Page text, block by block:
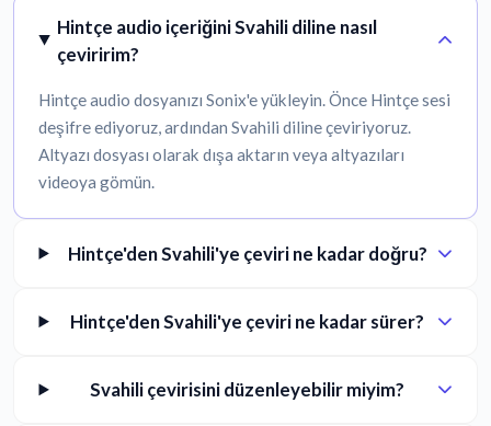
Hintçe audio içeriğini Svahili diline nasıl
çeviririm?
Hintçe audio dosyanızı Sonix'e yükleyin. Önce Hintçe sesi
deşifre ediyoruz, ardından Svahili diline çeviriyoruz.
Altyazı dosyası olarak dışa aktarın veya altyazıları
videoya gömün.
Hintçe'den Svahili'ye çeviri ne kadar doğru?
Hintçe'den Svahili'ye çeviri ne kadar sürer?
Svahili çevirisini düzenleyebilir miyim?